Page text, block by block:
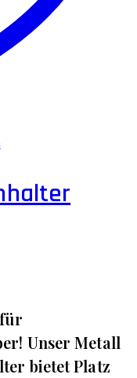
Unser Metall
bietet Platz